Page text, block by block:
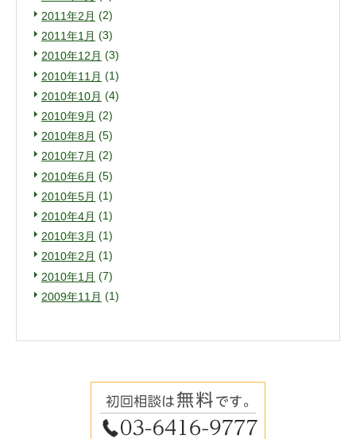
2011年2月 (2)
2011年1月 (3)
2010年12月 (3)
2010年11月 (1)
2010年10月 (4)
2010年9月 (2)
2010年8月 (5)
2010年7月 (2)
2010年6月 (5)
2010年5月 (1)
2010年4月 (1)
2010年3月 (1)
2010年2月 (1)
2010年1月 (7)
2009年11月 (1)